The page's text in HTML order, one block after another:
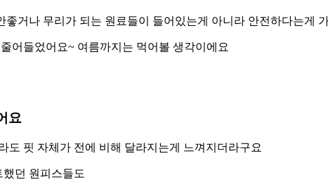
좋거나 무리가 되는 원료들이 들어있는게 아니라 안전하다는게
어들었어요~ 여름까지는 먹어볼 생각이에요
요
도 핏 자체가 전에 비해 달라지는게 느껴지더라구요
던 원피스들도